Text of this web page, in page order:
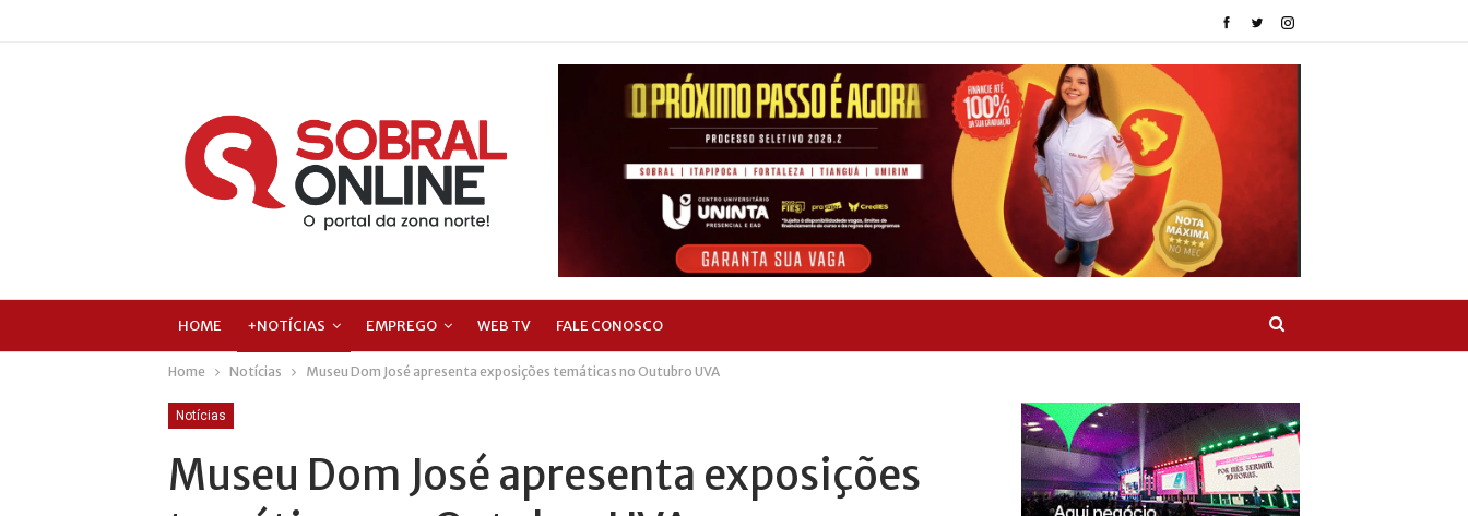
HOME +NOTÍCIAS EMPREGO WEB TV FALE CONOSCO
Home Notícias Museu Dom José apresenta exposições temáticas no Outubro UVA
Notícias
Museu Dom José apresenta exposições